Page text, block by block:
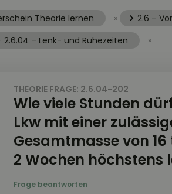
Theorie lernen » 2.6 –
2.6.04 – Lenk- und Ruhezeiten
»
THEORIE FRAGE: 2.6.04-202
Wie viele Stunden
Lkw mit einer
Gesamtmasse von
2 Wochen höchstens